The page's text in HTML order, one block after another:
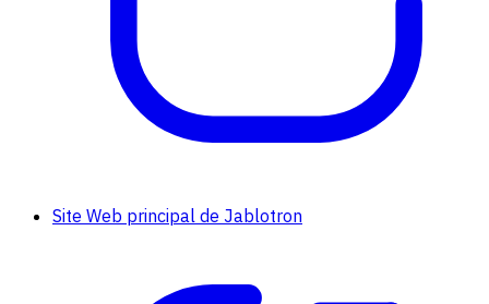
Site Web principal de Jablotron